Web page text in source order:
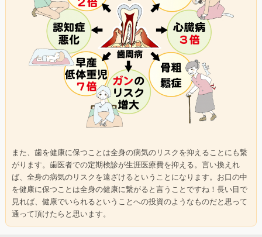
また、 歯を健康に保つことは全身の病気のリスクを抑えることにも繋
がり ます。歯医者での定期検診が生涯医療費を抑える。言い換えれ
ば、 全身の病気のリスクを遠ざけるということになります。お口の中
を健康に保つことは全身の健康に繋がると言うことですね！ 長い目で
見れば、 健康でいられるということへの投資のようなものだと思って
通って頂けたらと思います。